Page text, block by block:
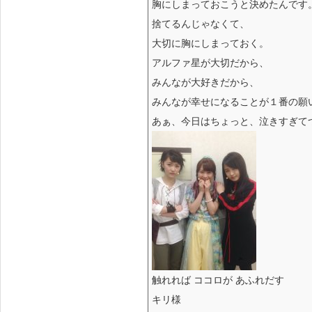
胸にしまっておこうと決めたんです。
捨てるんじゃなくて、
大切に胸にしまっておく。
アルファ星が大切だから、
みんなが大好きだから、
みんなが幸せになることが１番の願
あぁ、今日はちょっと、泣きすぎて
触れれば ココロが あふれだす
キリ様